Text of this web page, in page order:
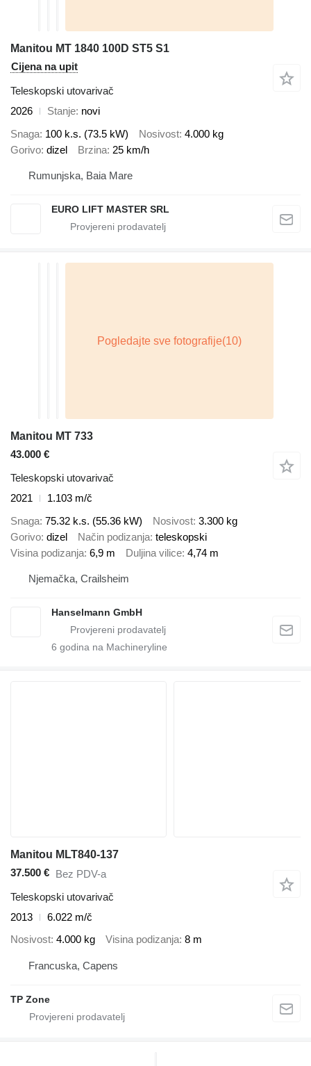
Manitou MT 1840 100D ST5 S1
Cijena na upit
Teleskopski utovarivač
2026
Stanje novi
Snaga 100 k.s. (73.5 kW) Nosivost 4.000 kg
Gorivo dizel Brzina 25 km/h
Rumunjska, Baia Mare
EURO LIFT MASTER SRL
Manitou MT 733
43.000 €
Teleskopski utovarivač
2021
1.103 m/č
Snaga 75.32 k.s. (55.36 kW) Nosivost 3.300 kg
Gorivo dizel Način podizanja teleskopski
Visina podizanja 6,9 m Duljina vilice 4,74 m
Njemačka, Crailsheim
Hanselmann GmbH
6 godina na Machineryline
Manitou MLT840-137
37.500 € Bez PDV-a
Teleskopski utovarivač
2013
6.022 m/č
Nosivost 4.000 kg Visina podizanja 8 m
Francuska, Capens
TP Zone